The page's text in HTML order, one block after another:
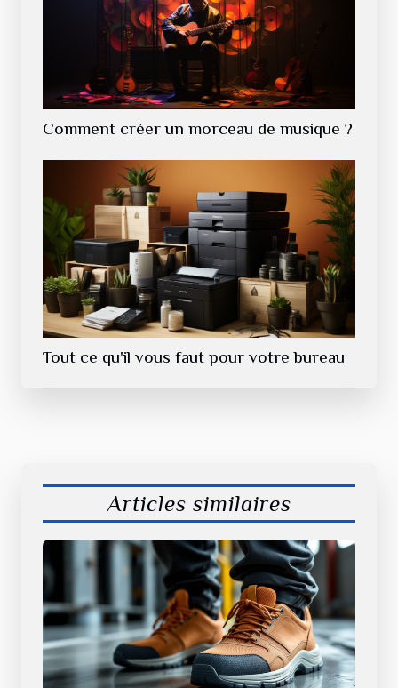
Comment créer un morceau de musique ?
Tout ce qu'il vous faut pour votre bureau
Articles similaires